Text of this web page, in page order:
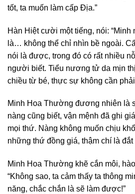
tốt, ta muốn làm cấp Địa.”
Hàn Hiệt cười một tiếng, nói:
là… không thể chỉ nhìn bề ngoài.
nói là được, trong đó có rất nhiều
người biết. Tiểu nương tử da mịn
chiều từ bé, thực sự không cần
Minh Hoa Thường đương nhiên là
nàng cũng biết, vận mệnh đã ghi
mọi thứ. Nàng không muốn chịu
những thứ đồng giá, thậm chí là đắt
Minh Hoa Thường khẽ cắn môi,
“Không sao, ta cảm thấy ta thông
năng, chắc chắn là sẽ làm được!”